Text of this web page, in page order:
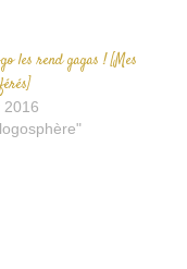
les rend gagas ! [Mes
2016